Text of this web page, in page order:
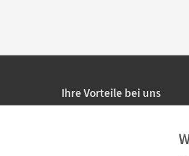
Ihre Vorteile bei uns
Persönliche Angebote für